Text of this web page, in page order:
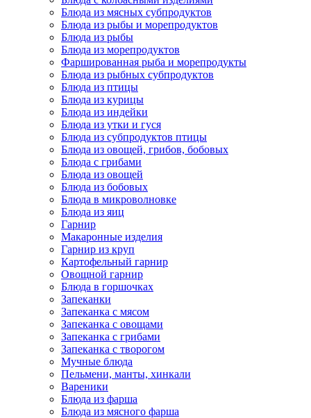
Блюда из мясных субпродуктов
Блюда из рыбы и морепродуктов
Блюда из рыбы
Блюда из морепродуктов
Фаршированная рыба и морепродукты
Блюда из рыбных субпродуктов
Блюда из птицы
Блюда из курицы
Блюда из индейки
Блюда из утки и гуся
Блюда из субпродуктов птицы
Блюда из овощей, грибов, бобовых
Блюда с грибами
Блюда из овощей
Блюда из бобовых
Блюда в микроволновке
Блюда из яиц
Гарнир
Макаронные изделия
Гарнир из круп
Картофельный гарнир
Овощной гарнир
Блюда в горшочках
Запеканки
Запеканка с мясом
Запеканка с овощами
Запеканка с грибами
Запеканка с творогом
Мучные блюда
Пельмени, манты, хинкали
Вареники
Блюда из фарша
Блюда из мясного фарша